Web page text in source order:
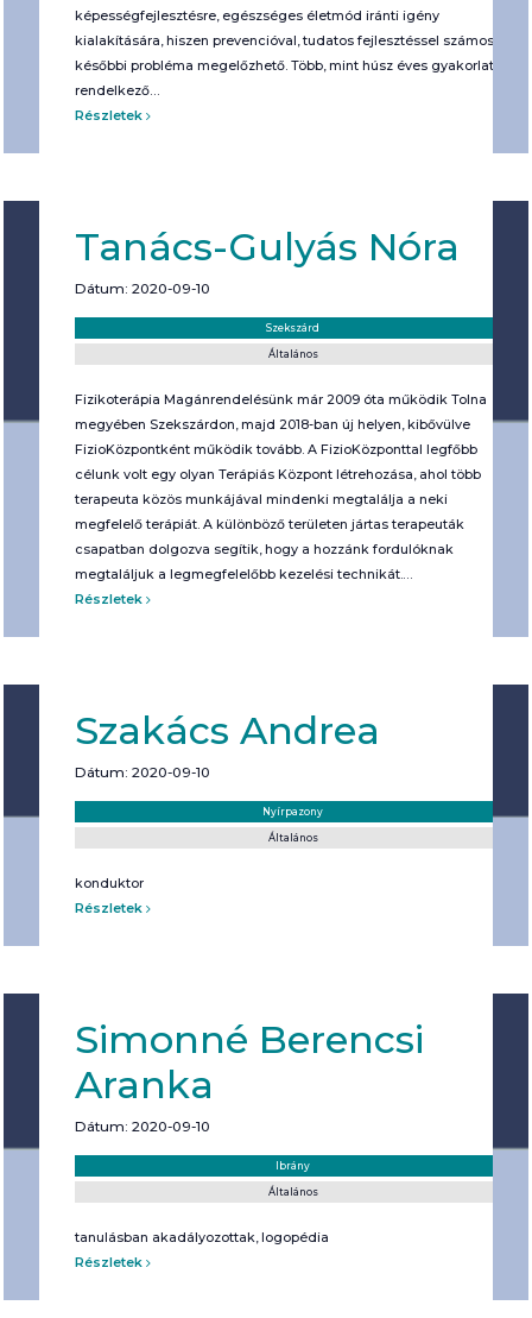
képességfejlesztésre, egészséges életmód iránti igény
kialakítására, hiszen prevencióval, tudatos fejlesztéssel számos
későbbi probléma megelőzhető. Több, mint húsz éves gyakorlattal
rendelkező…
Részletek
Tanács-Gulyás Nóra
Dátum: 2020-09-10
Szekszárd
Általános
Fizikoterápia Magánrendelésünk már 2009 óta működik Tolna
megyében Szekszárdon, majd 2018-ban új helyen, kibővülve
FizioKözpontként működik tovább. A FizioKözponttal legfőbb
célunk volt egy olyan Terápiás Központ létrehozása, ahol több
terapeuta közös munkájával mindenki megtalálja a neki
megfelelő terápiát. A különböző területen jártas terapeuták
csapatban dolgozva segítik, hogy a hozzánk fordulóknak
megtaláljuk a legmegfelelőbb kezelési technikát.…
Részletek
Szakács Andrea
Dátum: 2020-09-10
Nyírpazony
Általános
konduktor
Részletek
Simonné Berencsi
Aranka
Dátum: 2020-09-10
Ibrány
Általános
tanulásban akadályozottak, logopédia
Részletek